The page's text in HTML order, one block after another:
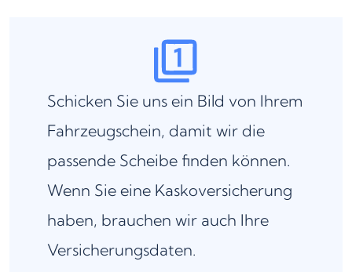
Schicken Sie uns ein Bild von Ihrem
Fahrzeugschein, damit wir die
passende Scheibe finden können.
Wenn Sie eine Kaskoversicherung
haben, brauchen wir auch Ihre
Versicherungsdaten.